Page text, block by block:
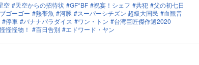
空 天空からの招待状 GF*BF 祝宴！シェフ 共犯
父の初七日
ゴーゴー 熱帯魚 河豚 スーパーシチズン 超級大国民
血観音
停車 バナナパラダイス ワン・トン
台湾巨匠傑作選2020
怪怪物！ 百日告別 エドワード・ヤン